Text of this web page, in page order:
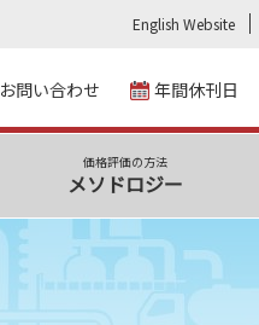
English Website
お問い合わせ 年間休刊日
価格評価の方法
メソドロジー